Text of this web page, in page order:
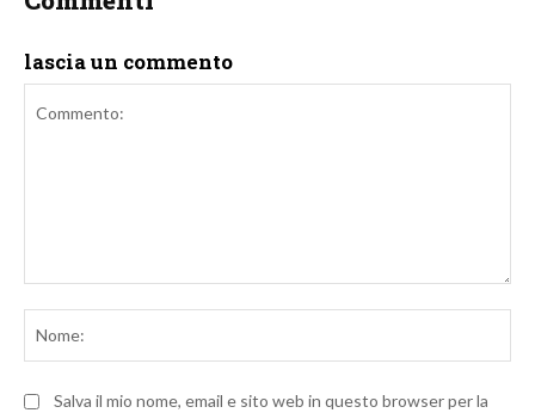
lascia un commento
Salva il mio nome, email e sito web in questo browser per la